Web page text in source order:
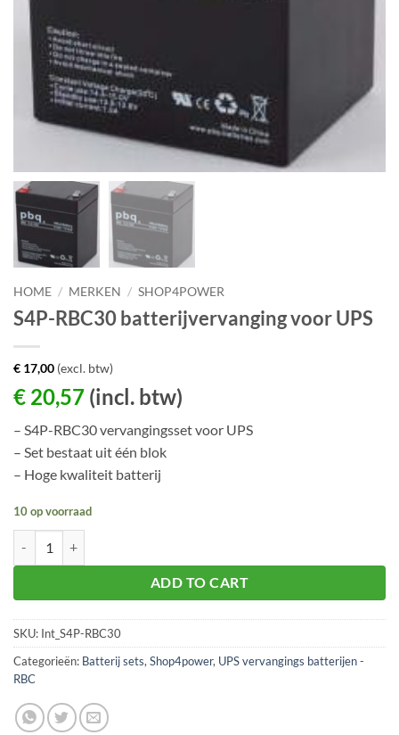
HOME / MERKEN / SHOP4POWER
S4P-RBC30 batterijvervanging voor UPS
€ 17,00 (excl. btw)
€ 20,57 (incl. btw)
– S4P-RBC30 vervangingsset voor UPS
– Set bestaat uit één blok
– Hoge kwaliteit batterij
10 op voorraad
ADD TO CART
SKU: Int_S4P-RBC30
Categorieën: Batterij sets, Shop4power, UPS vervangings batterijen -
RBC